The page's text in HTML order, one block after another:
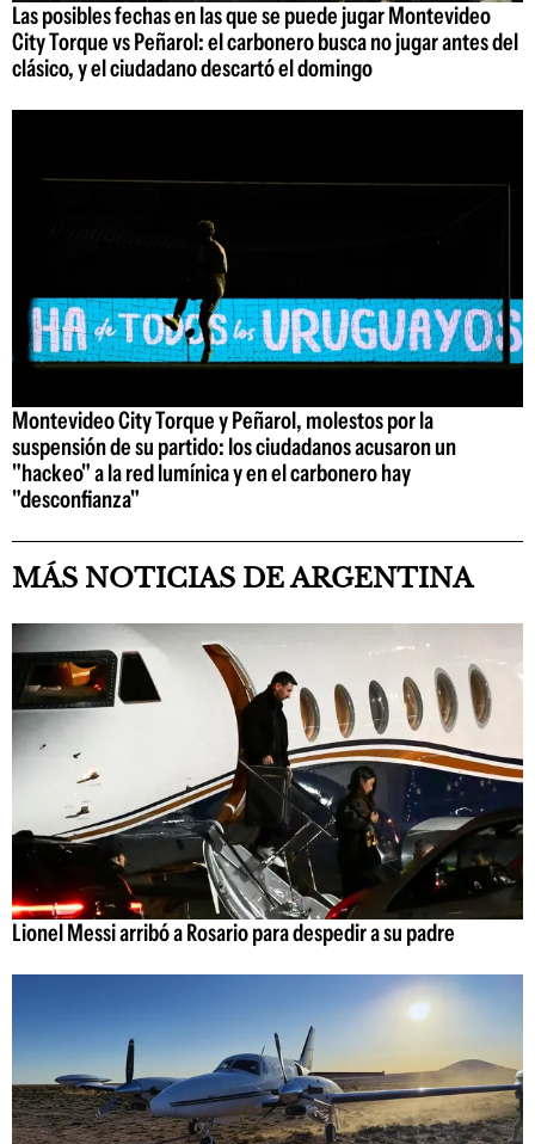
Las posibles fechas en las que se puede jugar Montevideo
City Torque vs Peñarol: el carbonero busca no jugar antes del
clásico, y el ciudadano descartó el domingo
Montevideo City Torque y Peñarol, molestos por la
suspensión de su partido: los ciudadanos acusaron un
"hackeo" a la red lumínica y en el carbonero hay
"desconfianza"
MÁS NOTICIAS DE ARGENTINA
Lionel Messi arribó a Rosario para despedir a su padre